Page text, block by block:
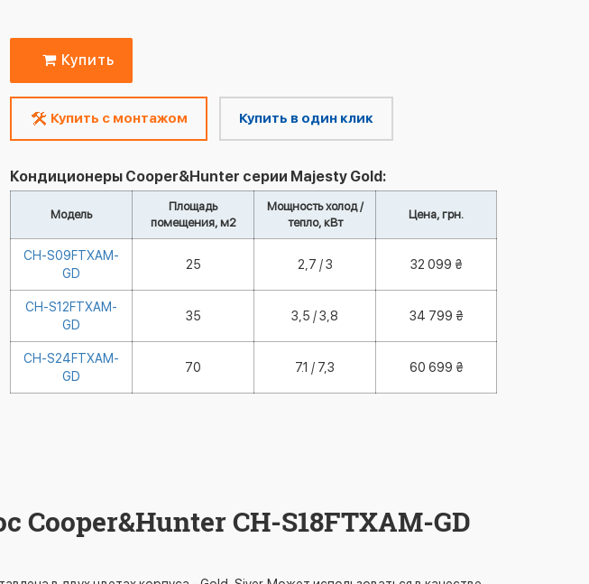
Купить
Купить с монтажом Купить в один клик
Кондиционеры Cooper&Hunter серии Majesty Gold:
Модель
Площадь
помещения, м2
Мощность холод /
тепло, кВт
Цена, грн.
CH-S09FTXAM-
GD
25 2,7 / 3 32 099 ₴
CH-S12FTXAM-
GD
35 3,5 / 3,8 34 799 ₴
CH-S24FTXAM-
GD
70 7.1 / 7,3 60 699 ₴
CH-S18FTXAM-GD